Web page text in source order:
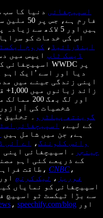
اسپیچفائی دنیا کا سب
فارم
ہیں اور 5 لاکھ
اس کی خدمات کو
اینڈرائیڈ ، کروم
ڈیسک ٹاپ ایپس میں
اسپیچفائی WWDC پر
دیا اور اسے ’ایک
اور لگ
شخصیات کی
گوینتھ پیلٹرو
۔
کے لیے،
اسپیچفائی
ہے، جن میں شامل ہیں
وائس کلوننگ، اے آئی
چینجر
۔ اسپیچفائی اپنی
طاقت ، CNBC ،
فوربز ، ٹیک کرنچ
اسپیچفائی کو نمایاں
سے بڑا ٹیکسٹ ٹو اسپیچ
، speechify.com/blog اور